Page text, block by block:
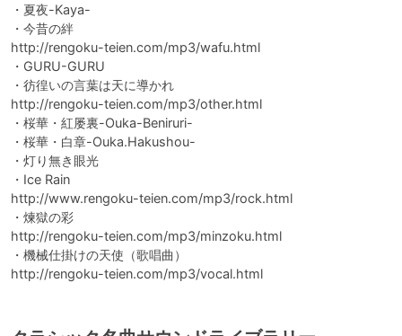
・夏夜-Kaya-
・今昔の絆
http://rengoku-teien.com/mp3/wafu.html
・GURU-GURU
・彷徨いの言葉は天に導かれ
http://rengoku-teien.com/mp3/other.html
・桜華・紅屡裏-Ouka-Beniruri-
・桜華・白章-Ouka.Hakushou-
・灯り無き眼光
・Ice Rain
http://www.rengoku-teien.com/mp3/rock.html
・煉獄の彩
http://rengoku-teien.com/mp3/minzoku.html
・機械仕掛けの天使（歌唱曲）
http://rengoku-teien.com/mp3/vocal.html